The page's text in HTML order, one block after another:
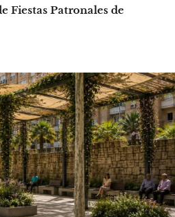
Fiestas Patronales de